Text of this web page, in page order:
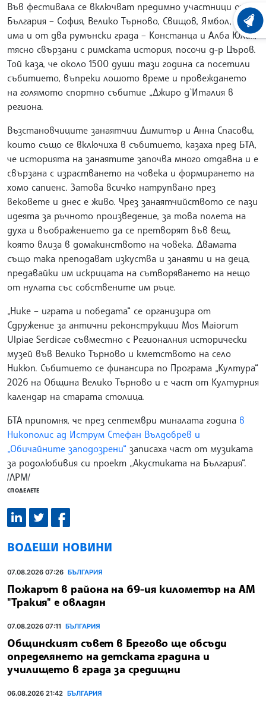
Във фестивала се включват предимно участници от
България – София, Велико Търново, Свищов, Ямбол, като
има и от два румънски града – Констанца и Алба Юлия,
тясно свързани с римската история, посочи д-р Църов.
Той каза, че около 1500 души тази година са посетили
събитието, въпреки лошото време и провеждането
на голямото спортно събитие „Джиро д`Италия в
региона.
Възстановчиците занаятчии Димитър и Анна Спасови,
които също се включиха в събитието, казаха пред БТА,
че историята на занаятите започва много отдавна и е
свързана с израстването на човека и формирането на
хомо сапиенс. Затова всичко натрупвано през
вековете и днес е живо. Чрез занаятчийството се пази
идеята за ръчното произведение, за това полета на
духа и въображението да се претворят във вещ,
която влиза в домакинството на човека. Двамата
също така преподават изкуства и занаяти и на деца,
предавайки им искрицата на сътворяването на нещо
от нулата със собствените им ръце.
„Нике – играта и победата“ се организира от
Сдружение за антични реконструкции Mos Maiorum
Ulpiae Serdicae съвместно с Регионалния исторически
музей във Велико Търново и кметството на село
Никюп. Събитието се финансира по Програма „Култура“
2026 на Община Велико Търново и е част от Културния
календар на старата столица.
БТА припомня, че през септември миналата година в
Никополис ад Иструм Стефан Вълдобрев и
„Обичайните заподозрени“ записаха част от музиката
за родолюбивия си проект „Акустиката на България“.
/ЛРМ/
СПОДЕЛЕТЕ
ВОДЕЩИ НОВИНИ
07.08.2026 07:26 БЪЛГАРИЯ
Пожарът в района на 69-ия километър на АМ
"Тракия" е овладян
07.08.2026 07:11 БЪЛГАРИЯ
Общинският съвет в Брегово ще обсъди
определянето на детската градина и
училището в града за средищни
06.08.2026 21:42 БЪЛГАРИЯ